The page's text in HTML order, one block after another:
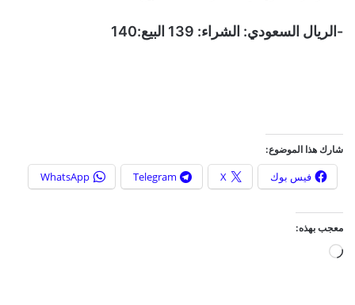
-الريال السعودي: الشراء: 139 البيع:140
شارك هذا الموضوع:
فيس بوك X
Telegram
WhatsApp
معجب بهذه: